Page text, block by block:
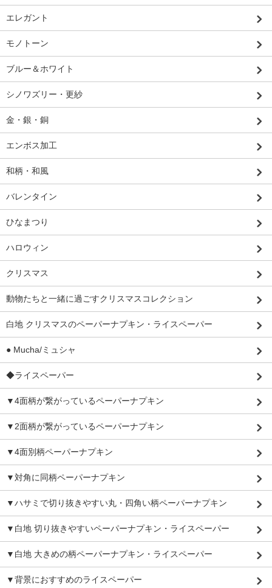
エレガント
モノトーン
ブルー＆ホワイト
シノワズリー・更紗
金・銀・銅
エンボス加工
和柄・和風
バレンタイン
ひなまつり
ハロウィン
クリスマス
動物たちと一緒に過ごすクリスマスコレクション
白地 クリスマスのペーパーナプキン・ライスペーパー
● Mucha/ミュシャ
◆ライスペーパー
▼4面柄が繋がっているペーパーナプキン
▼2面柄が繋がっているペーパーナプキン
▼4面別柄ペーパーナプキン
▼対角に同柄ペーパーナプキン
▼ハサミで切り抜きやすい丸・四角い柄ペーパーナプキン
▼白地 切り抜きやすいペーパーナプキン・ライスペーパー
▼白地 大きめの柄ペーパーナプキン・ライスペーパー
▼背景におすすめのライスペーパー